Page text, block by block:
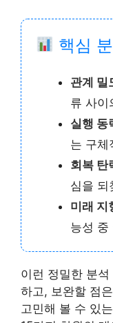
핵심
관계 밀
류 사이
실행 동
는 구체
회복 탄
심을 되
미래 지
능성 중
이런 정밀한 분석
하고, 보완할 점
고민해 볼 수 있